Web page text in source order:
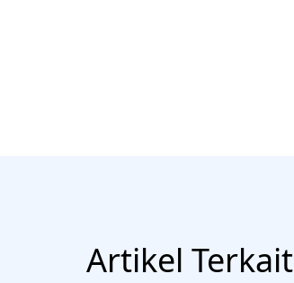
Artikel Terkait